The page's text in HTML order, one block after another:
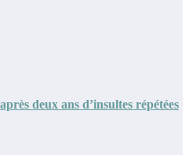
deux ans d’insultes répétées